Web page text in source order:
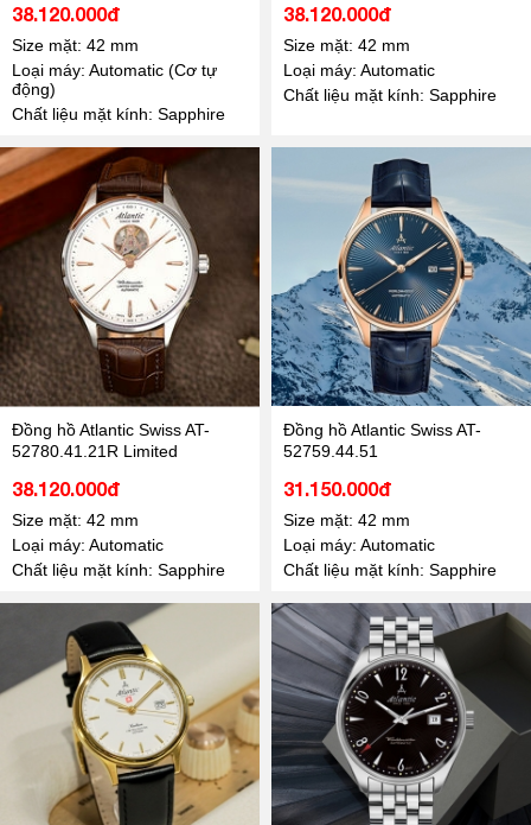
38.120.000đ
Size mặt: 42 mm
Loại máy: Automatic (Cơ tự
động)
Chất liệu mặt kính: Sapphire
38.120.000đ
Size mặt: 42 mm
Loại máy: Automatic
Chất liệu mặt kính: Sapphire
Đồng hồ Atlantic Swiss AT-
52780.41.21R Limited
38.120.000đ
Size mặt: 42 mm
Loại máy: Automatic
Chất liệu mặt kính: Sapphire
Đồng hồ Atlantic Swiss AT-
52759.44.51
31.150.000đ
Size mặt: 42 mm
Loại máy: Automatic
Chất liệu mặt kính: Sapphire